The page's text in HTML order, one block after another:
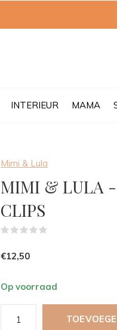
INTERIEUR MAMA
Mimi & Lula
MIMI & LULA -
CLIPS
€12,50
Op voorraad